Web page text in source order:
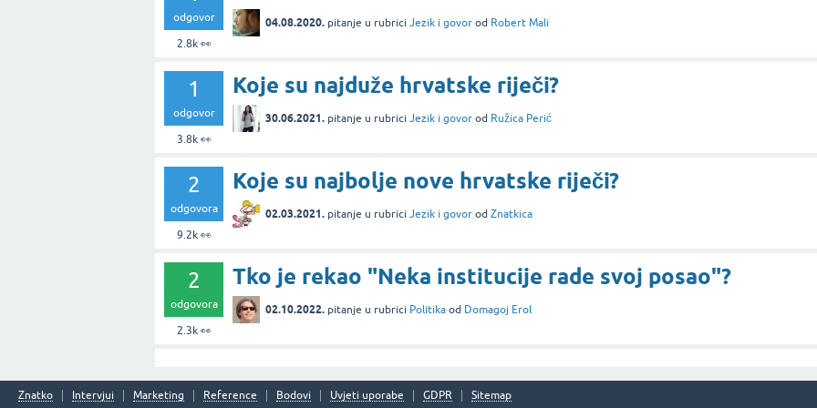
odgovor
2.8k👀
04.08.2020. pitanje u rubrici Jezik i govor od Robert Mali
1
odgovor
3.8k👀
Koje su najduže hrvatske riječi?
30.06.2021. pitanje u rubrici Jezik i govor od Ružica Perić
2
odgovora
9.2k👀
Koje su najbolje nove hrvatske riječi?
02.03.2021. pitanje u rubrici Jezik i govor od Znatkica
2
odgovora
2.3k👀
Tko je rekao "Neka institucije rade svoj posao"?
02.10.2022. pitanje u rubrici Politika od Domagoj Erol
Znatko Intervjui Marketing Reference Bodovi Uvjeti uporabe GDPR Sitemap